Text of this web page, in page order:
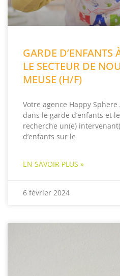
GARDE D’ENFANTS
LE SECTEUR DE
MEUSE (H/F)
Votre agence Happy
dans le garde d’enfants et
recherche un(e)
d’enfants sur le
EN SAVOIR PLUS »
6 février 2024